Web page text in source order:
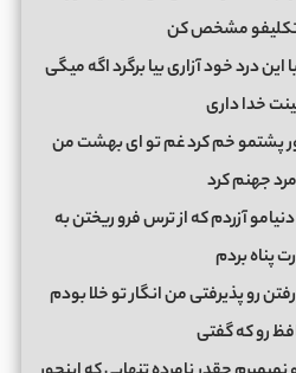
تکلیفو مشخص کن
درد خود آزاری بیا برگرد اگه میگی
خدا داری
پشتمو خم کرد غم تو ای بهشت من
جهنم کرد
آزردم که از ترس فرو ریختن به
پناه بردم
رو پذیرفتی من انگار تو خلا بودم
رو که گفتی